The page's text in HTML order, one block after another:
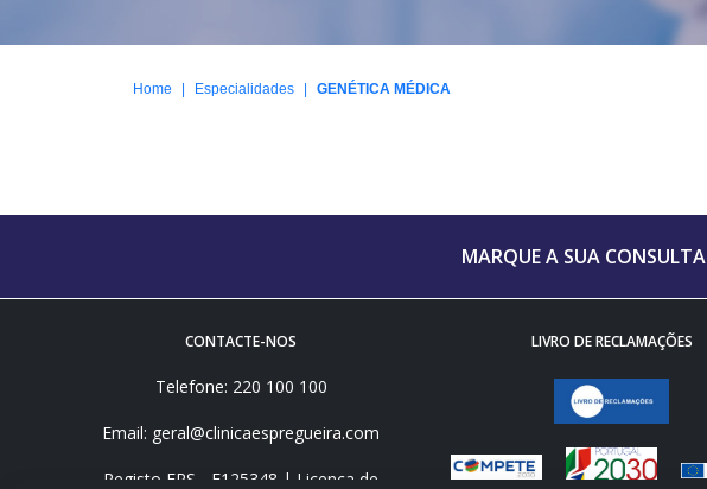
Home | Especialidades | GENÉTICA MÉDICA
MARQUE A SUA CONSULTA
CONTACTE-NOS
Telefone: 220 100 100
Email: geral@clinicaespregueira.com
Registo ERS - E125348 | Licença de
LIVRO DE RECLAMAÇÕES